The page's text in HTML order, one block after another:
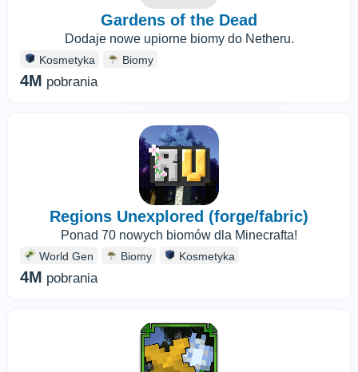
Gardens of the Dead
Dodaje nowe upiorne biomy do Netheru.
Kosmetyka Biomy
4M pobrania
Regions Unexplored (forge/fabric)
Ponad 70 nowych biomów dla Minecrafta!
World Gen Biomy Kosmetyka
4M pobrania